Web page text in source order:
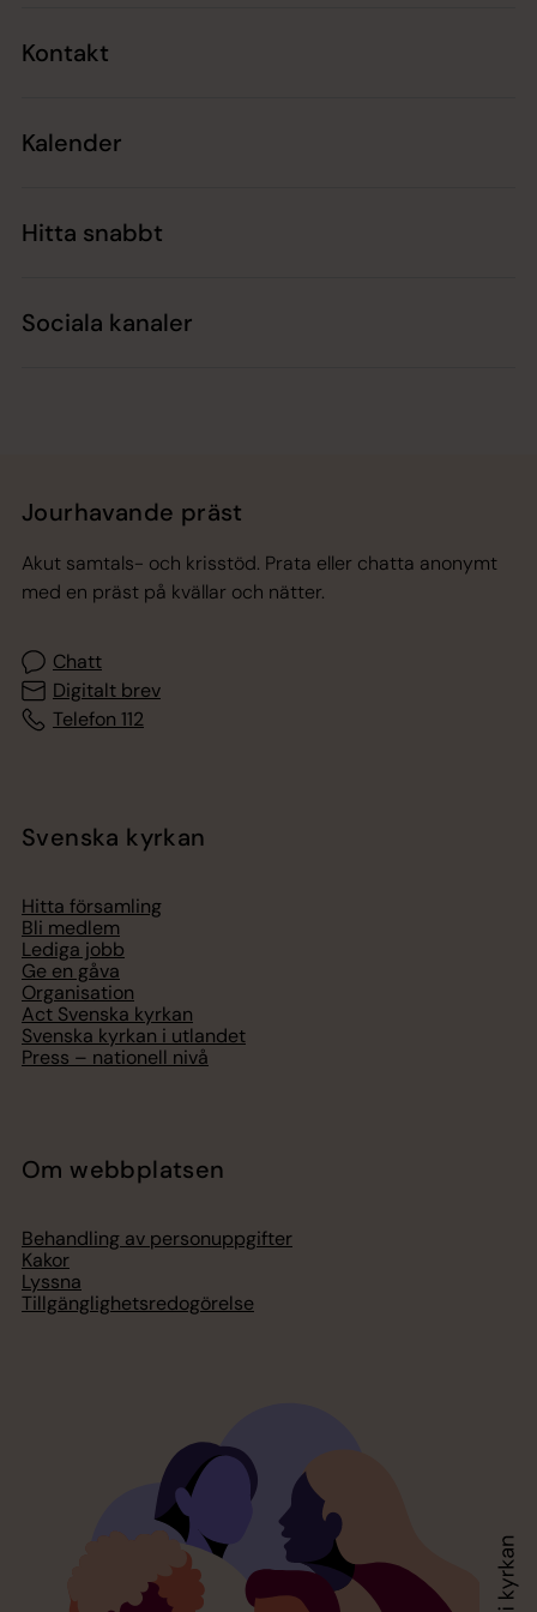
Kontakt
Kalender
Hitta snabbt
Sociala kanaler
Jourhavande präst
Akut samtals- och krisstöd. Prata eller chatta anonymt
med en präst på kvällar och nätter.
Chatt
Digitalt brev
Telefon 112
Svenska kyrkan
Hitta församling
Bli medlem
Lediga jobb
Ge en gåva
Organisation
Act Svenska kyrkan
Svenska kyrkan i utlandet
Press – nationell nivå
Om webbplatsen
Behandling av personuppgifter
Kakor
Lyssna
Tillgänglighetsredogörelse